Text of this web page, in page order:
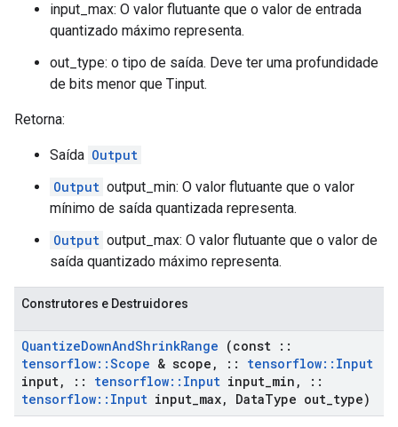
input_max: O valor flutuante que o valor de entrada
quantizado máximo representa.
out_type: o tipo de saída. Deve ter uma profundidade
de bits menor que Tinput.
Retorna:
Saída Output
Output output_min: O valor flutuante que o valor
mínimo de saída quantizada representa.
Output output_max: O valor flutuante que o valor de
saída quantizado máximo representa.
Construtores e Destruidores
QuantizeDownAndShrinkRange (const ::
tensorflow::Scope & scope , :: tensorflow:: Input
input, :: tensorflow:: Input input min ,
::
tensorflow:: Input input max, DataType out type)